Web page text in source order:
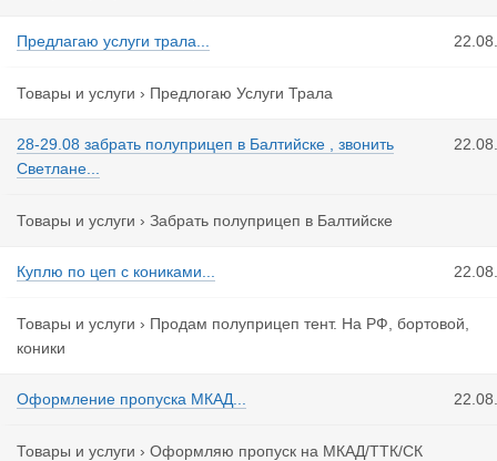
Предлагаю услуги трала...
Товары и услуги › Предлогаю Услуги Трала
28-29.08 забрать полуприцеп в Балтийске , звонить
Светлане...
Товары и услуги › Забрать полуприцеп в Балтийске
Куплю по цеп с кониками...
Товары и услуги › Продам полуприцеп тент. На РФ, бортовой,
коники
Оформление пропуска МКАД...
Товары и услуги › Оформляю пропуск на МКАД/ТТК/СК